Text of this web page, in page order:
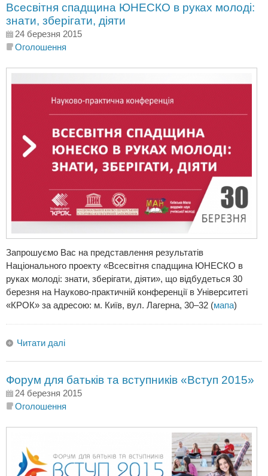
Всесвітня спадщина ЮНЕСКО в руках молоді:
знати, зберігати, діяти
24 березня 2015
Оголошення
Запрошуємо Вас на представлення результатів
Національного проекту «Всесвітня спадщина ЮНЕСКО в
руках молоді: знати, зберігати, діяти», що відбудеться 30
березня на Науково-практичній конференції в Університеті
«КРОК» за адресою: м. Київ, вул. Лагерна, 30–32 (мапа)
Читати далі
Форум для батьків та вступників «Вступ 2015»
24 березня 2015
Оголошення